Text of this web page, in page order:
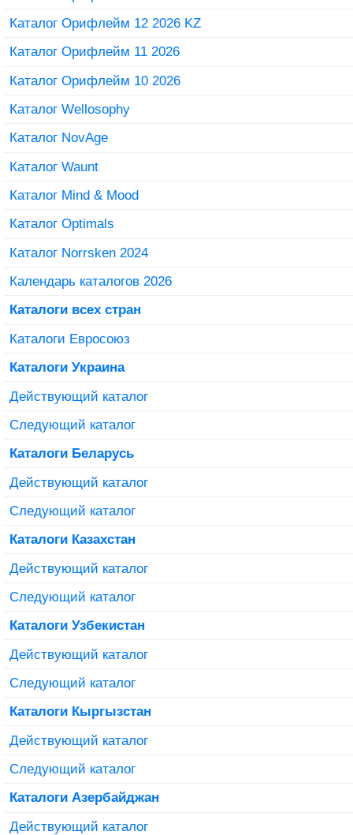
Каталог Орифлейм 12 2026 KZ
Каталог Орифлейм 11 2026
Каталог Орифлейм 10 2026
Каталог Wellosophy
Каталог NovAge
Каталог Waunt
Каталог Mind & Mood
Каталог Optimals
Каталог Norrsken 2024
Календарь каталогов 2026
Каталоги всех стран
Каталоги Евросоюз
Каталоги Украина
Действующий каталог
Следующий каталог
Каталоги Беларусь
Действующий каталог
Следующий каталог
Каталоги Казахстан
Действующий каталог
Следующий каталог
Каталоги Узбекистан
Действующий каталог
Следующий каталог
Каталоги Кыргызстан
Действующий каталог
Следующий каталог
Каталоги Азербайджан
Действующий каталог